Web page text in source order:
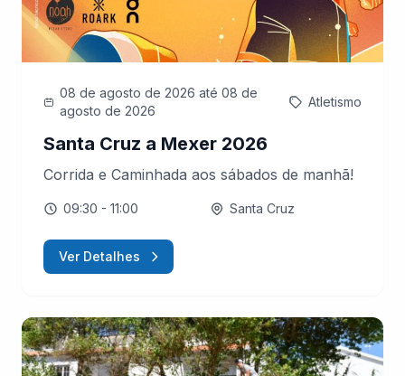
08 de agosto de 2026 até 08 de
agosto de 2026
Atletismo
Santa Cruz a Mexer 2026
Corrida e Caminhada aos sábados de manhã!
09:30 - 11:00 Santa Cruz
Ver Detalhes